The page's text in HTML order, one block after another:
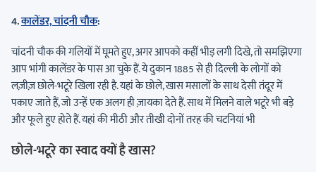
4.कालेंडर, चांदनी चौक:
चांदनी चौक की गलियों में घूमते हुए, अगर आपको कहीं भीड़ लगी दिखे, तो समझिएगा
आप भांगी कालेंडर के पास आ चुके हैं. ये दुकान 1885 से ही दिल्ली के लोगों को
लज़ीज़ छोले-भटूरे खिला रही है. यहां के छोले, खास मसालों के साथ देसी तंदूर में
पकाए जाते हैं, जो उन्हें एक अलग ही ज़ायका देते हैं. साथ में मिलने वाले भटूरे भी बड़े
और फूले हुए होते हैं. यहां की मीठी और तीखी दोनों तरह की चटनियां भी
छोले-भटूरे का स्वाद क्यों है खास?